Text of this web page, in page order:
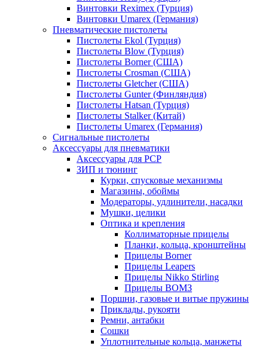
Винтовки Reximex (Турция)
Винтовки Umarex (Германия)
Пневматические пистолеты
Пистолеты Ekol (Турция)
Пистолеты Blow (Турция)
Пистолеты Borner (США)
Пистолеты Crosman (США)
Пистолеты Gletcher (США)
Пистолеты Gunter (Финляндия)
Пистолеты Hatsan (Турция)
Пистолеты Stalker (Китай)
Пистолеты Umarex (Германия)
Сигнальные пистолеты
Аксессуары для пневматики
Аксессуары для PCP
ЗИП и тюнинг
Курки, спусковые механизмы
Магазины, обоймы
Модераторы, удлинители, насадки
Мушки, целики
Оптика и крепления
Коллиматорные прицелы
Планки, кольца, кронштейны
Прицелы Borner
Прицелы Leapers
Прицелы Nikko Stirling
Прицелы ВОМЗ
Поршни, газовые и витые пружины
Приклады, рукояти
Ремни, антабки
Сошки
Уплотнительные кольца, манжеты